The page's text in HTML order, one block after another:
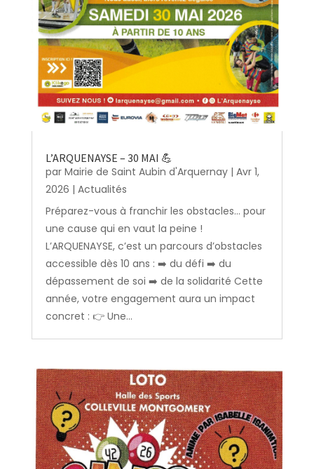
L’ARQUENAYSE – 30 MAI 💪
par Mairie de Saint Aubin d'Arquernay| Avr 1,
2026 | Actualités
Préparez-vous à franchir les obstacles… pour
une cause qui en vaut la peine !
L’ARQUENAYSE, c’est un parcours d’obstacles
accessible dès 10 ans : ➡️ du défi ➡️ du
dépassement de soi ➡️ de la solidarité Cette
année, votre engagement aura un impact
concret : 👉 Une...